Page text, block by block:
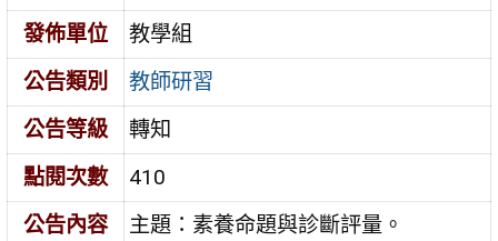
發佈單位
教學組
公告類別
教師研習
公告等級
轉知
點閱次數
410
公告內容
主題：素養命題與診斷評量。